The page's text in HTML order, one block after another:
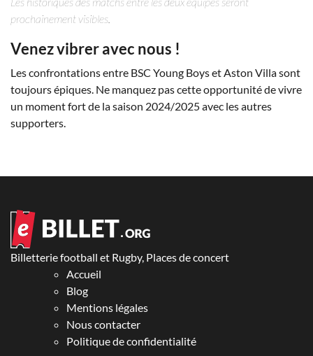
prochainement visibles.
Venez vibrer avec nous !
Les confrontations entre BSC Young Boys et Aston Villa sont
toujours épiques. Ne manquez pas cette opportunité de vivre
un moment fort de la saison 2024/2025 avec les autres
supporters.
Billetterie football et Rugby, Places de concert
Accueil
Blog
Mentions légales
Nous contacter
Politique de confidentialité